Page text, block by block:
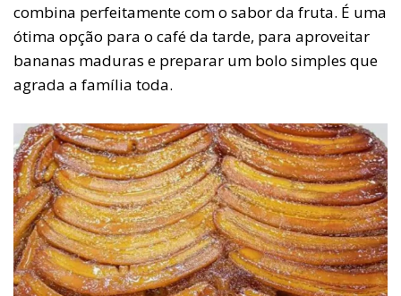
combina perfeitamente com o sabor da fruta. É uma
ótima opção para o café da tarde, para aproveitar
bananas maduras e preparar um bolo simples que
agrada a família toda.